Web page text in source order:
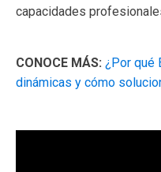
capacidades
CONOCE MÁS: ¿Por qué
dinámicas y cómo